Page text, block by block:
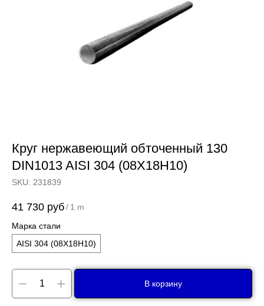
Круг нержавеющий обточенный 130
DIN1013 AISI 304 (08Х18Н10)
SKU: 231839
41 730 руб/ 1 m
Марка стали
AISI 304 (08Х18Н10)
В корзину